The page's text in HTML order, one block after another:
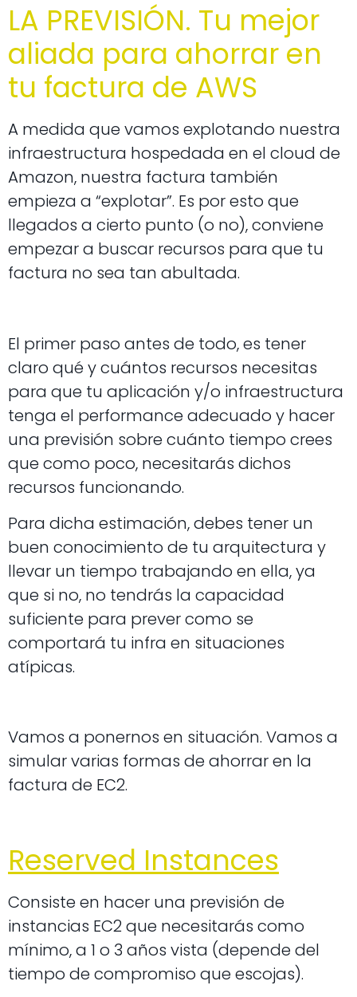
LA PREVISIÓN. Tu mejor
aliada para ahorrar en
tu factura de AWS
A medida que vamos explotando nuestra
infraestructura hospedada en el cloud de
Amazon, nuestra factura también
empieza a “explotar”. Es por esto que
llegados a cierto punto (o no), conviene
empezar a buscar recursos para que tu
factura no sea tan abultada.
El primer paso antes de todo, es tener
claro qué y cuántos recursos necesitas
para que tu aplicación y/o infraestructura
tenga el performance adecuado y hacer
una previsión sobre cuánto tiempo crees
que como poco, necesitarás dichos
recursos funcionando.
Para dicha estimación, debes tener un
buen conocimiento de tu arquitectura y
llevar un tiempo trabajando en ella, ya
que si no, no tendrás la capacidad
suficiente para prever como se
comportará tu infra en situaciones
atípicas.
Vamos a ponernos en situación. Vamos a
simular varias formas de ahorrar en la
factura de EC2.
Reserved Instances
Consiste en hacer una previsión de
instancias EC2 que necesitarás como
mínimo, a 1 o 3 años vista (depende del
tiempo de compromiso que escojas).